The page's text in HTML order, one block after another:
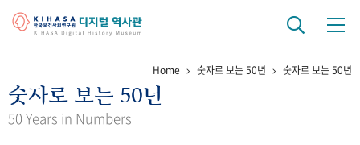
걸어온 길 기관 변천사 역대 기관장
Home 숫자로 보는 50년 숫자로 보는 50년
숫자로 보는 50년
50 Years in Numbers